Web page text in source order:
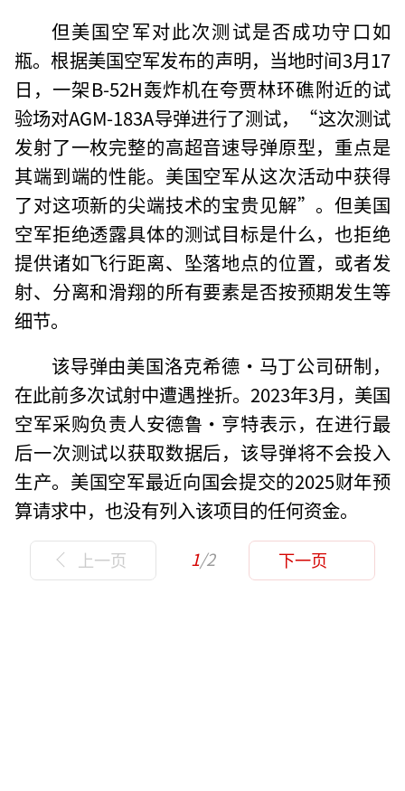
但美国空军对此次测试是否成功守口如
瓶。根据美国空军发布的声明，当地时间3月17
日，一架B-52H轰炸机在夸贾林环礁附近的试
验场对AGM-183A导弹进行了测试，“这次测试
发射了一枚完整的高超音速导弹原型，重点是
其端到端的性能。美国空军从这次活动中获得
了对这项新的尖端技术的宝贵见解”。但美国
空军拒绝透露具体的测试目标是什么，也拒绝
提供诸如飞行距离、坠落地点的位置，或者发
射、分离和滑翔的所有要素是否按预期发生等
细节。
该导弹由美国洛克希德·马丁公司研制，
在此前多次试射中遭遇挫折。2023年3月，美国
空军采购负责人安德鲁·亨特表示，在进行最
后一次测试以获取数据后，该导弹将不会投入
生产。美国空军最近向国会提交的2025财年预
算请求中，也没有列入该项目的任何资金。
上一页 1/2 下一页